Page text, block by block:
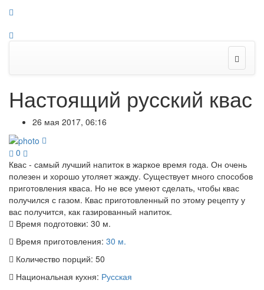
Настоящий русский квас
26 мая 2017, 06:16
0
Квас - самый лучший напиток в жаркое время года. Он очень
полезен и хорошо утоляет жажду. Существует много способов
приготовления кваса. Но не все умеют сделать, чтобы квас
получился с газом. Квас приготовленный по этому рецепту у
вас получится, как газированный напиток.
Время подготовки: 30 м.
Время приготовления: 30 м.
Количество порций: 50
Национальная кухня: Русская